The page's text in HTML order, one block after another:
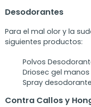
Desodorantes
Para el mal olor y la
siguientes productos:
Polvos
Driosec gel manos
Spray
Contra Callos y